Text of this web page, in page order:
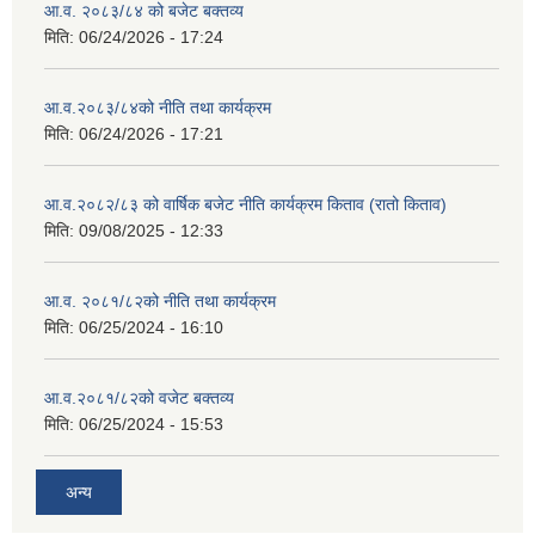
आ.व. २०८३/८४ को बजेट बक्तव्य
मिति: 06/24/2026 - 17:24
आ.व.२०८३/८४को नीति तथा कार्यक्रम
मिति: 06/24/2026 - 17:21
आ.व.२०८२/८३ को वार्षिक बजेट नीति कार्यक्रम किताव (रातो किताव)
मिति: 09/08/2025 - 12:33
आ.व. २०८१/८२को नीति तथा कार्यक्रम
मिति: 06/25/2024 - 16:10
आ.व.२०८१/८२को वजेट बक्तव्य
मिति: 06/25/2024 - 15:53
अन्य